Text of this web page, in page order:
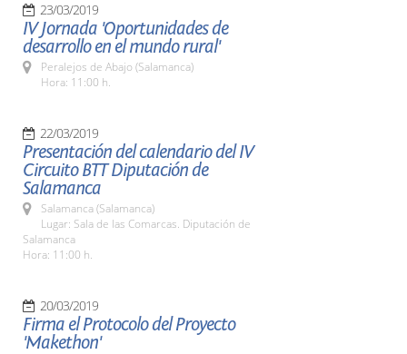
23/03/2019
IV Jornada 'Oportunidades de
desarrollo en el mundo rural'
Peralejos de Abajo (Salamanca)
Hora: 11:00 h.
22/03/2019
Presentación del calendario del IV
Circuito BTT Diputación de
Salamanca
Salamanca (Salamanca)
Lugar: Sala de las Comarcas. Diputación de
Salamanca
Hora: 11:00 h.
20/03/2019
Firma el Protocolo del Proyecto
'Makethon'